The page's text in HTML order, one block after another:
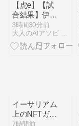
【虎e】【試
合結果】伊原
5失点降板で
中日に1-7大
敗…若手先発
2026/08/08
3時間30分前
大人のAIアソビ | AI遊びで未来を学ぶ、楽しむ実験室
イーサリアム
上のNFTガチ
ャとは
7時間前